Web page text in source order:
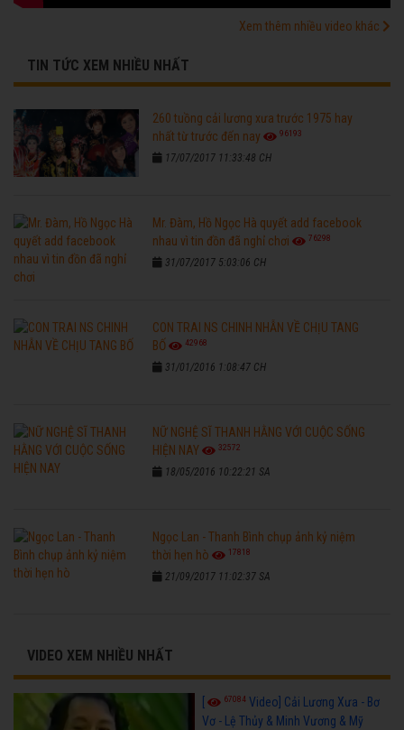
Xem thêm nhiều video khác
TIN TỨC XEM NHIỀU NHẤT
260 tuồng cải lương xưa trước 1975 hay
nhất từ trước đến nay
96193
17/07/2017 11:33:48 CH
Mr. Đàm, Hồ Ngọc Hà quyết add facebook
nhau vì tin đồn đã nghỉ chơi
76298
31/07/2017 5:03:06 CH
CON TRAI NS CHINH NHẪN VỀ CHỊU TANG
BỐ
42968
31/01/2016 1:08:47 CH
NỮ NGHỆ SĨ THANH HẰNG VỚI CUỘC SỐNG
HIỆN NAY
32572
18/05/2016 10:22:21 SA
Ngọc Lan - Thanh Bình chụp ảnh kỷ niệm
thời hẹn hò
17818
21/09/2017 11:02:37 SA
VIDEO XEM NHIỀU NHẤT
67084 Video] Cải Lương Xưa - Bơ
Vơ - Lệ Thủy & Minh Vương & Mỹ